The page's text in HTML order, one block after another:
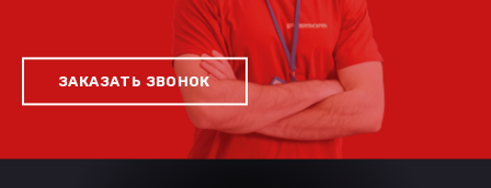
ЗАКАЗАТЬ ЗВОНОК